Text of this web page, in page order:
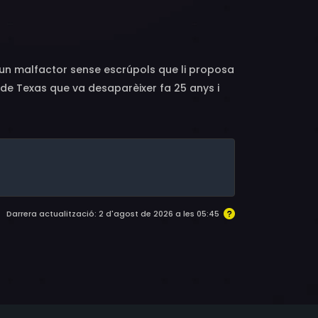
Butler, Carl Andre, Salvador Baguez,
Sam Finn, Ralph Gomez, Len
McCarroll, Julia Montoya, Edward Peil Sr.,
malfactor sense escrúpols que li proposa
Texas que va desaparèixer fa 25 anys i
li tatuen una falsa marca de
la infància del noi. Aquests dos indicis
amb un amor i consideració que en
Darrera actualització: 2 d'agost de 2026 a les 05:45